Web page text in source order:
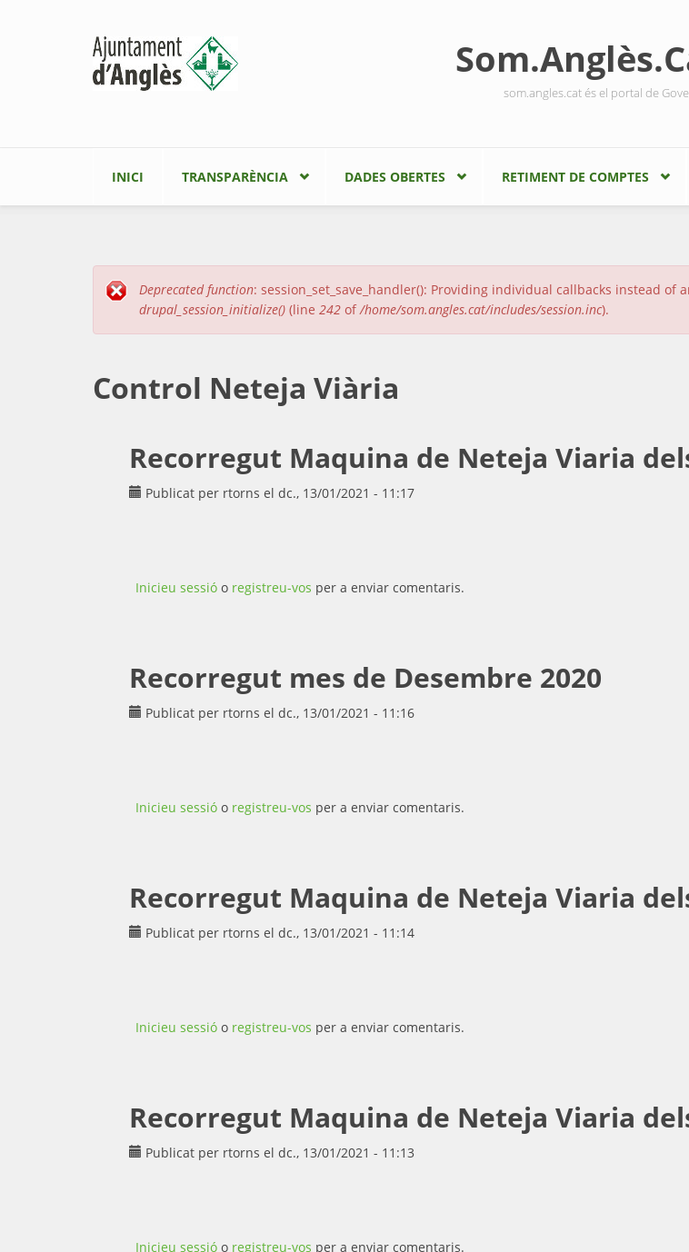
som.angles.cat és el portal de
INICI TRANSPARÈNCIA DADES OBERTES RETIMENT DE COMPTES
Missatge d'error
Deprecated function: session_set_save_handler(): Providing individual callbacks instead
drupal_session_initialize() (line 242 of/home/som.angles.cat/includes/session.inc).
Control Neteja Viària
Recorregut Maquina de Neteja Viaria
Publicat per rtorns el dc., 13/01/2021 - 11:17
Inicieu sessió o registreu-vos per a enviar comentaris.
Recorregut mes de Desembre 2020
Publicat per rtorns el dc., 13/01/2021 - 11:16
Inicieu sessió o registreu-vos per a enviar comentaris.
Recorregut Maquina de Neteja Viaria
Publicat per rtorns el dc., 13/01/2021 - 11:14
Inicieu sessió o registreu-vos per a enviar comentaris.
Recorregut Maquina de Neteja Viaria
Publicat per rtorns el dc., 13/01/2021 - 11:13
Inicieu sessió o registreu-vos per a enviar comentaris.